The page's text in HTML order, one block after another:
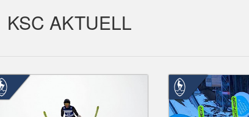
KSC AKTUELL